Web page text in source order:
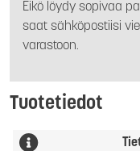
Eikö löydy sopivaa
saat sähköpostiisi
varastoon.
Tuotetiedot